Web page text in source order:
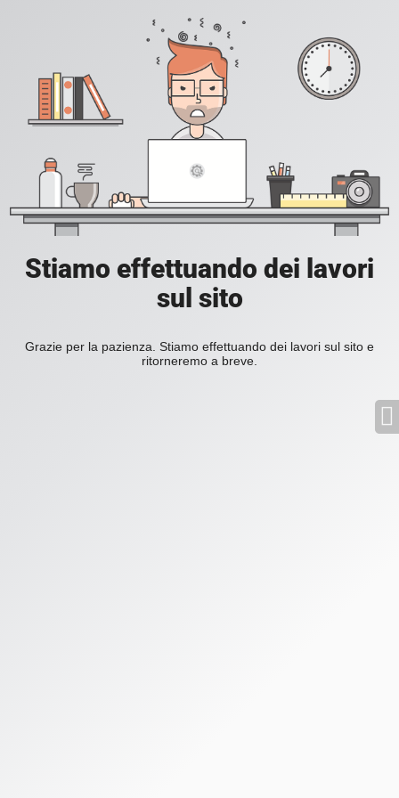
Stiamo effettuando dei lavori
sul sito
Grazie per la pazienza. Stiamo effettuando dei lavori sul sito e
ritorneremo a breve.